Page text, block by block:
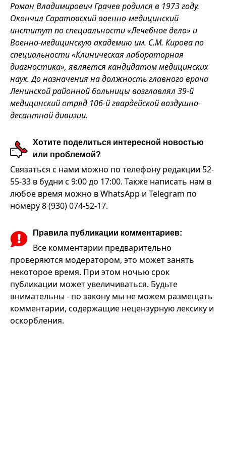
Роман Владимирович Грачев родился в 1973 году.
Окончил Саратовский военно-медицинский
институт по специальности «Лечебное дело» и
Военно-медицинскую академию им. С.М. Кирова по
специальности «Клиническая лабораторная
диагностика», является кандидатом медицинских
наук. До назначения на должность главного врача
Ленинской районной больницы возглавлял 39-й
медицинский отряд 106-й гвардейской воздушно-
десантной дивизии.
Хотите поделиться интересной новостью
или проблемой?
Связаться с нами можно по телефону редакции 52-
55-33 в будни с 9:00 до 17:00. Также написать нам в
любое время можно в WhatsApp и Telegram по
номеру 8 (930) 074-52-17.
Правила публикации комментариев:
Все комментарии предварительно
проверяются модератором, это может занять
некоторое время. При этом ночью срок
публикации может увеличиваться. Будьте
внимательны - по закону мы не можем размещать
комментарии, содержащие нецензурную лексику и
оскорбления.